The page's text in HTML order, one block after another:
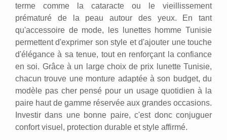
terme comme la cataracte ou le vieillissement
prématuré de la peau autour des yeux. En tant
qu'accessoire de mode, les lunettes homme Tunisie
permettent d'exprimer son style et d'ajouter une touche
d'élégance à sa tenue, tout en renforçant la confiance
en soi. Grâce à un large choix de prix lunette Tunisie,
chacun trouve une monture adaptée à son budget, du
modèle pas cher pensé pour un usage quotidien à la
paire haut de gamme réservée aux grandes occasions.
Investir dans une bonne paire, c'est donc conjuguer
confort visuel, protection durable et style affirmé.